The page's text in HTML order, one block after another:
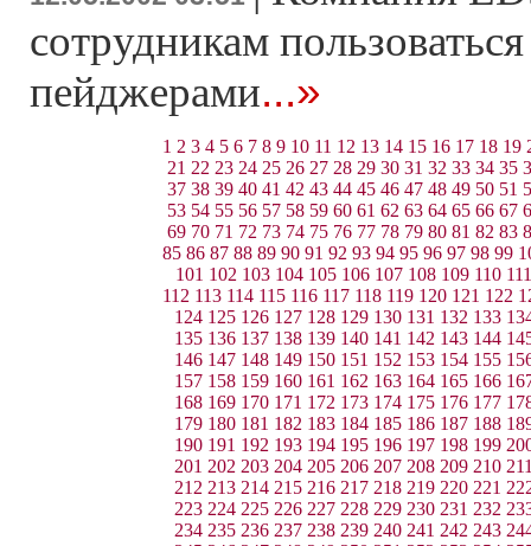
сотрудникам
пейджерами...»
1 2 3 4 5 6 7 8 9 10 11 12 13 14 15 16 17 18 19
21 22 23 24 25 26 27 28 29 30 31 32 33 34 35
37 38 39 40 41 42 43 44 45 46 47 48 49 50 51
53 54 55 56 57 58 59 60 61 62 63 64 65 66 67
69 70 71 72 73 74 75 76 77 78 79 80 81 82 83
85 86 87 88 89 90 91 92 93 94 95 96 97 98 99
101 102 103 104 105 106 107 108 109 110 111
112 113 114 115 116 117 118 119 120 121 122
124 125 126 127 128 129 130 131 132 133
135 136 137 138 139 140 141 142 143 144
146 147 148 149 150 151 152 153 154 155
157 158 159 160 161 162 163 164 165 166
168 169 170 171 172 173 174 175 176 177
179 180 181 182 183 184 185 186 187 188
190 191 192 193 194 195 196 197 198 199
201 202 203 204 205 206 207 208 209 210
212 213 214 215 216 217 218 219 220 221
223 224 225 226 227 228 229 230 231 232
234 235 236 237 238 239 240 241 242 243